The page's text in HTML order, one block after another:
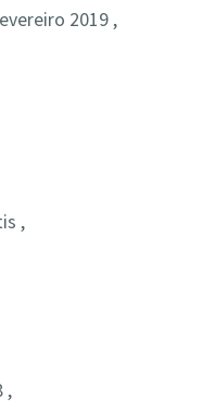
2019 ,
,
,